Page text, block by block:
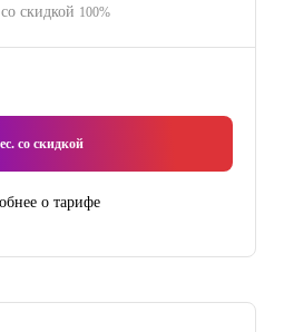
скидкой 100%
со скидкой
о тарифе